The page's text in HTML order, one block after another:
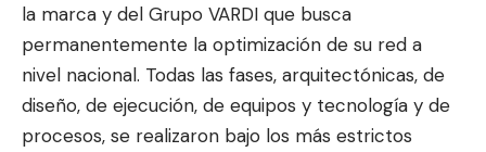
la marca y del Grupo VARDI que busca
permanentemente la optimización de su red a
nivel nacional. Todas las fases, arquitectónicas, de
diseño, de ejecución, de equipos y tecnología y de
procesos, se realizaron bajo los más estrictos